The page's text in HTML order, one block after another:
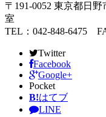
〒191-0052 東京都日
室
TEL：042-848-6475
Twitter
Facebook
Google+
Pocket
B!はてブ
LINE